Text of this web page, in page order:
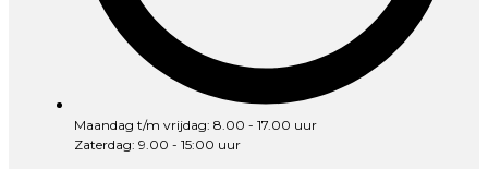
Maandag t/m vrijdag: 8.00 - 17.00 uur
Zaterdag: 9.00 - 15:00 uur